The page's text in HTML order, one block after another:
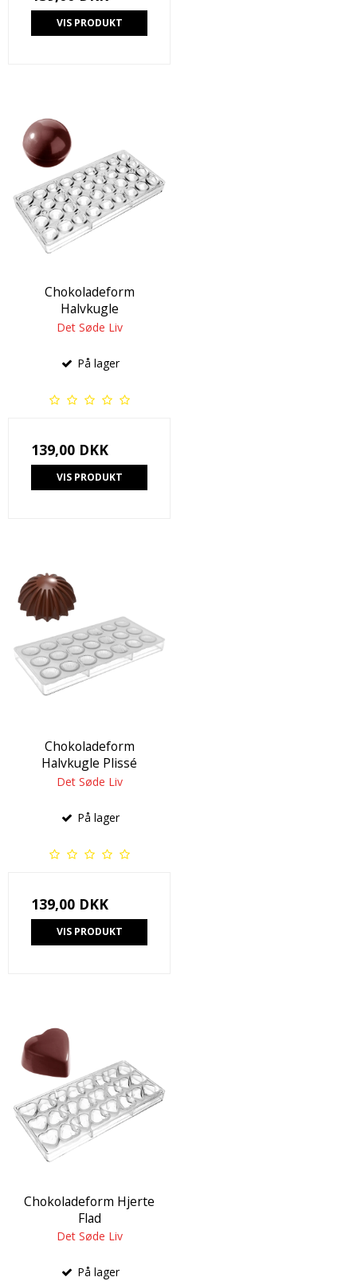
VIS PRODUKT
Chokoladeform
Halvkugle
Det Søde Liv
På lager
139,00 DKK
VIS PRODUKT
Chokoladeform
Halvkugle Plissé
Det Søde Liv
På lager
139,00 DKK
VIS PRODUKT
Chokoladeform Hjerte
Flad
Det Søde Liv
På lager